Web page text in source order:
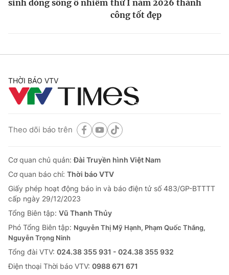
sinh dòng sông ô nhiễm thứ I năm 2026 thành
công tốt đẹp
THỜI BÁO VTV
Theo dõi báo trên
Cơ quan chủ quản:Đài Truyền hình Việt Nam
Cơ quan báo chí: Thời báo VTV
Giấy phép hoạt động báo in và báo điện tử số 483/GP-BTTTT
cấp ngày 29/12/2023
Tổng Biên tập: Vũ Thanh Thủy
Phó Tổng Biên tập: Nguyễn Thị Mỹ Hạnh, Phạm Quốc Thắng,
Nguyễn Trọng Ninh
Tổng đài VTV: 024.38 355 931 - 024.38 355 932
Ðiện thoại Thời báo VTV: 0988 671 671